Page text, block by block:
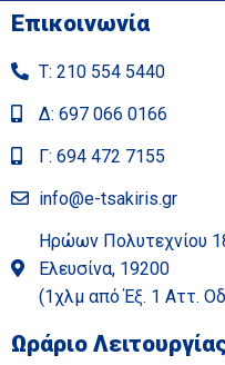
Επικοινωνία
Τ: 210 554 5440
Δ: 697 066 0166
Γ: 694 472 7155
info@e-tsakiris.gr
Ηρώων Πολυτεχνίου
Ελευσίνα, 19200
(1χλμ από Έξ. 1 Αττ.
Ωράριο